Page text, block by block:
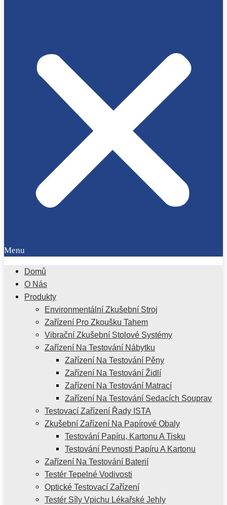
Menu
Domů
O Nás
Produkty
Environmentální Zkušební Stroj
Zařízení Pro Zkoušku Tahem
Vibrační Zkušební Stolové Systémy
Zařízení Na Testování Nábytku
Zařízení Na Testování Pěny
Zařízení Na Testování Židlí
Zařízení Na Testování Matrací
Zařízení Na Testování Sedacích Souprav
Testovací Zařízení Řady ISTA
Zkušební Zařízení Na Papírové Obaly
Testování Papíru, Kartonu A Tisku
Testování Pevnosti Papíru A Kartonu
Zařízení Na Testování Baterií
Testér Tepelné Vodivosti
Optické Testovací Zařízení
Testér Síly Vpichu Lékařské Jehly